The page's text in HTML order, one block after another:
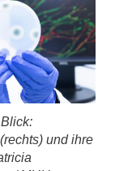
und ihre